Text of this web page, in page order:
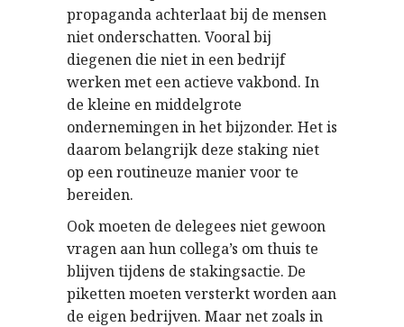
propaganda achterlaat bij de mensen
niet onderschatten. Vooral bij
diegenen die niet in een bedrijf
werken met een actieve vakbond. In
de kleine en middelgrote
ondernemingen in het bijzonder. Het is
daarom belangrijk deze staking niet
op een routineuze manier voor te
bereiden.
Ook moeten de delegees niet gewoon
vragen aan hun collega’s om thuis te
blijven tijdens de stakingsactie. De
piketten moeten versterkt worden aan
de eigen bedrijven. Maar net zoals in